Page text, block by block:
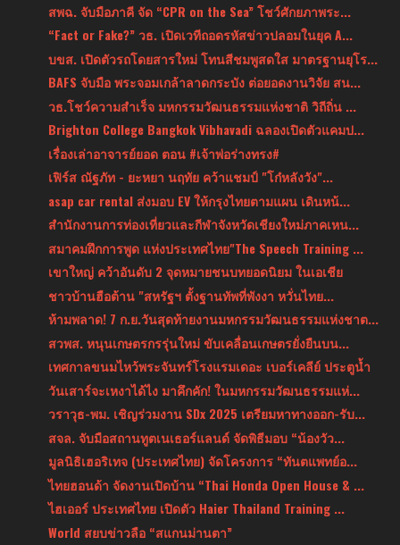
สพฉ. จับมือภาคี จัด “CPR on the Sea” โชว์ศักยภาพระ...
“Fact or Fake?” วธ. เปิดเวทีถอดรหัสข่าวปลอมในยุค A...
บขส. เปิดตัวรถโดยสารใหม่ โทนสีชมพูสดใส มาตรฐานยุโร...
BAFS จับมือ พระจอมเกล้าลาดกระบัง ต่อยอดงานวิจัย สน...
วธ.โชว์ความสำเร็จ มหกรรมวัฒนธรรมแห่งชาติ วิถีถิ่น ...
Brighton College Bangkok Vibhavadi ฉลองเปิดตัวแคมป...
เรื่องเล่าอาจารย์ยอด ตอน #เจ้าพ่อร่างทรง#
เฟิร์ส ณัฐภัท - ยะหยา นฤทัย คว้าแชมป์ "โก๋หลังวัง"...
asap car rental ส่งมอบ EV ให้กรุงไทยตามแผน เดินหน้...
สำนักงานการท่องเที่ยวและกีฬาจังหวัดเชียงใหม่ภาคเหน...
สมาคมฝึกการพูด แห่งประเทศไทย"The Speech Training ...
เขาใหญ่ คว้าอันดับ 2 จุดหมายชนบทยอดนิยม ในเอเชีย
ชาวบ้านฮือต้าน "สหรัฐฯ ตั้งฐานทัพที่พังงา หวั่นไทย...
ห้ามพลาด! 7 ก.ย.วันสุดท้ายงานมหกรรมวัฒนธรรมแห่งชาต...
สวพส. หนุนเกษตรกรรุ่นใหม่ ขับเคลื่อนเกษตรยั่งยืนบน...
เทศกาลขนมไหว้พระจันทร์โรงแรมเดอะ เบอร์เคลีย์ ประตูน้ำ
วันเสาร์จะเหงาได้ไง มาคึกคัก! ในมหกรรมวัฒนธรรมแห่...
วราวุธ-พม. เชิญร่วมงาน SDx 2025 เตรียมหาทางออก-รับ...
สจล. จับมือสถานทูตเนเธอร์แลนด์ จัดพิธีมอบ “น้องวัว...
มูลนิธิเฮอริเทจ (ประเทศไทย) จัดโครงการ “ทันตแพทย์อ...
ไทยฮอนด้า จัดงานเปิดบ้าน “Thai Honda Open House & ...
ไฮเออร์ ประเทศไทย เปิดตัว Haier Thailand Training ...
World สยบข่าวลือ “สแกนม่านตา”